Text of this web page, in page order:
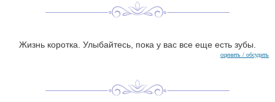
Жизнь коротка. Улыбайтесь, пока у вас все еще есть зубы.
оценить / обсудить